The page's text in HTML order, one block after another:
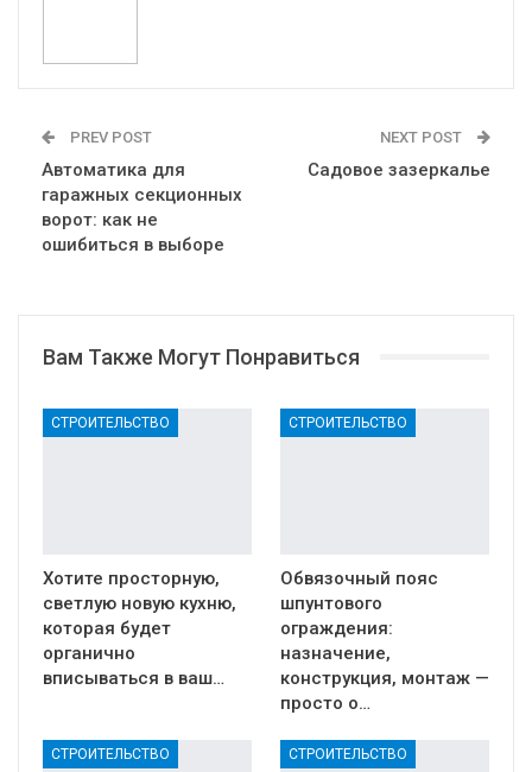
PREV POST
Автоматика для
гаражных секционных
ворот: как не
ошибиться в выборе
NEXT POST
Садовое зазеркалье
Вам Также Могут Понравиться
СТРОИТЕЛЬСТВО
Хотите просторную,
светлую новую кухню,
которая будет
органично
вписываться в ваш…
СТРОИТЕЛЬСТВО
Обвязочный пояс
шпунтового
ограждения:
назначение,
конструкция, монтаж —
просто о…
СТРОИТЕЛЬСТВО СТРОИТЕЛЬСТВО